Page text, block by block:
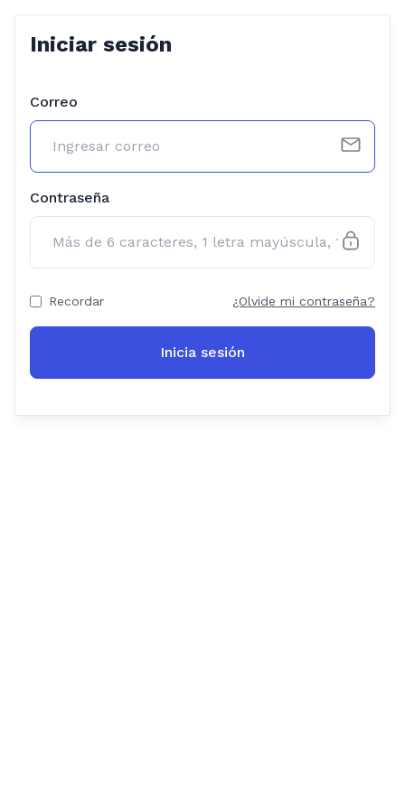
Iniciar sesión
Correo
Contraseña
Recordar ¿Olvide mi contraseña?